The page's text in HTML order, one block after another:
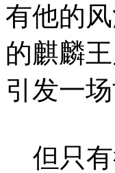
有他的
的麒麟
引发一场
但只有